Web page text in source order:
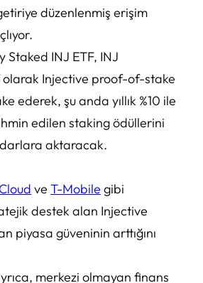
düzenlenmiş erişim
Staked INJ ETF, INJ
olarak Injective proof-of-stake
ederek, şu anda yıllık %10 ile
edilen staking ödüllerini
aktaracak.
ve T-Mobile gibi
destek alan Injective
piyasa güveninin arttığını
merkezi olmayan finans